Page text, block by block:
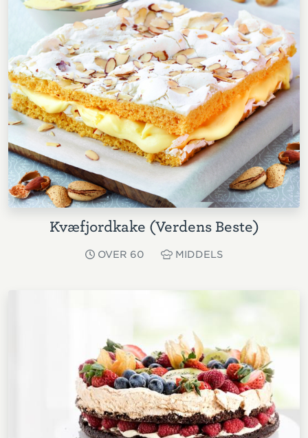
Kvæfjordkake (Verdens Beste)
OVER 60 MIDDELS